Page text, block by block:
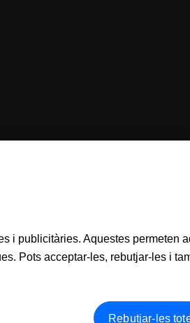
i publicitàries. Aquestes permeten
Pots acceptar-les, rebutjar-les i
Rebutjar-les